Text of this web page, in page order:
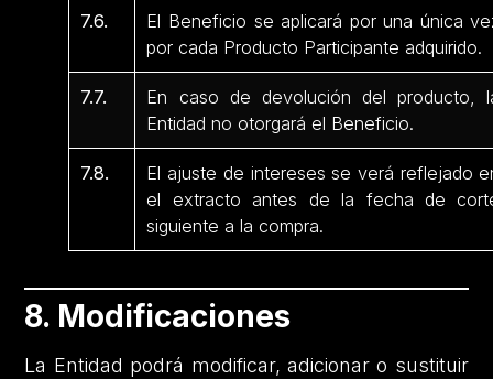
7.6.
El Beneficio se aplicará por una única
por cada Producto Participante adquirido.
7.7.
En caso de devolución del producto,
Entidad no otorgará el Beneficio.
7.8.
El ajuste de intereses se verá reflejado
el extracto antes de la fecha de
siguiente a la compra.
8. Modificaciones
La Entidad podrá modificar, adicionar o sustituir